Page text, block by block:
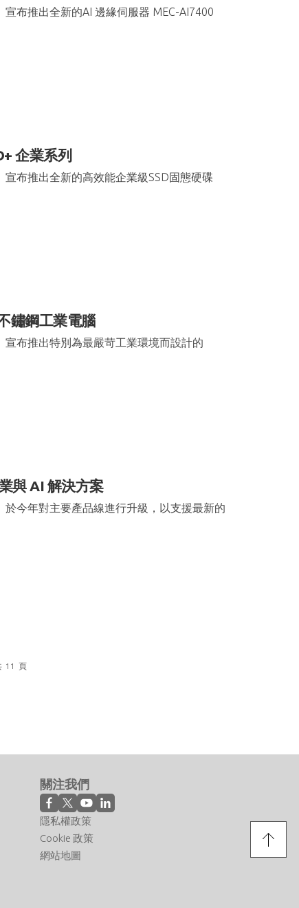
布推出全新的AI 邊緣伺服器 MEC-AI7400
企業系列
布推出全新的高效能企業級SSD固態硬碟
鏽鋼工業電腦
布推出特別為最嚴苛工業環境而設計的
與 AI 解決方案
今年對主要產品線進行升級，以支援最新的
11 頁
關注我們
隱私權政策
Cookie 政策
網站地圖